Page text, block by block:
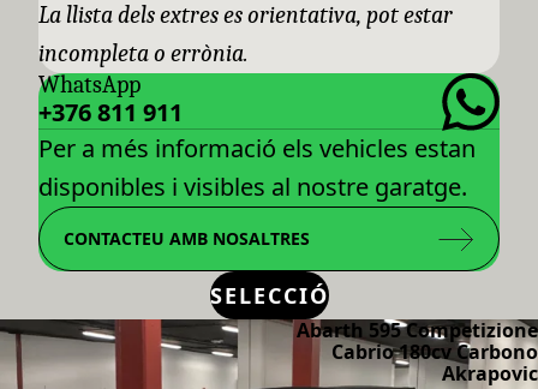
La llista dels extres es orientativa, pot estar
incompleta o errònia.
WhatsApp
+376 811 911
Per a més informació els vehicles estan
disponibles i visibles al nostre garatge.
CONTACTEU AMB NOSALTRES
SELECCIÓ
Abarth 595 Competizione
Cabrio 180cv Carbono
Akrapovic